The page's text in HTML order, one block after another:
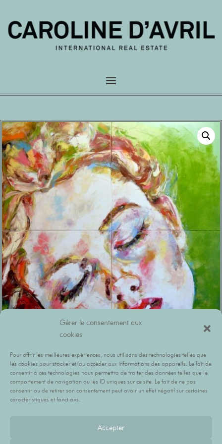
Gérer le consentement aux
cookies
Pour offrir les meilleures expériences, nous utilisons des technologies telles que
les cookies pour stocker et/ou accéder aux informations des appareils. Le fait de
consentir à ces technologies nous permettra de traiter des données telles que le
comportement de navigation ou les ID uniques sur ce site. Le fait de ne pas
consentir ou de retirer son consentement peut avoir un effet négatif sur certaines
caractéristiques et fonctions.
Accepter
MARCOS RODRIGO
Herennia R